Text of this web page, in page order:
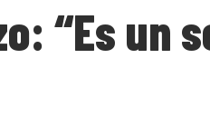
“Es un